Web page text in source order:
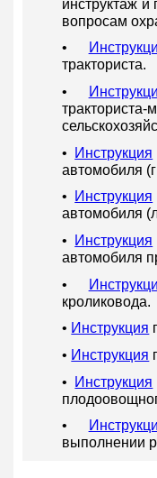
инструктаж
вопросам
•
тракториста.
•
тракториста-
•
Инструкция
автомобиля
•
Инструкция
автомобиля
•
Инструкция
автомобиля
•
кроликовода.
• Инструкция
• Инструкция
• Инструкция
•
выполнении